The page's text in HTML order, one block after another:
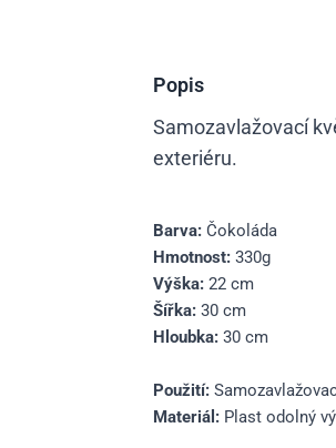
Popis
Samozavlažovací
exteriéru.
Barva: Čokoláda
Hmotnost: 330g
Výška: 22 cm
Šířka: 30 cm
Hloubka: 30 cm
Použití:
Materiál: Plast odolný